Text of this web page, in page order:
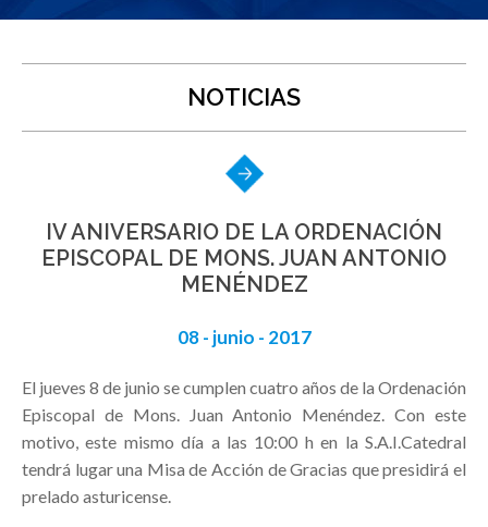
NOTICIAS
IV ANIVERSARIO DE LA ORDENACIÓN
EPISCOPAL DE MONS. JUAN ANTONIO
MENÉNDEZ
08 - junio - 2017
El jueves 8 de junio se cumplen cuatro años de la Ordenación
Episcopal de Mons. Juan Antonio Menéndez. Con este
motivo, este mismo día a las 10:00 h en la S.A.I.Catedral
tendrá lugar una Misa de Acción de Gracias que presidirá el
prelado asturicense.